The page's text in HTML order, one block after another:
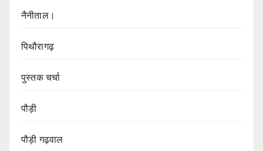
नैनीताल।
पिथौरागढ़
पुस्तक चर्चा
पौड़ी
पौड़ी गढ़वाल